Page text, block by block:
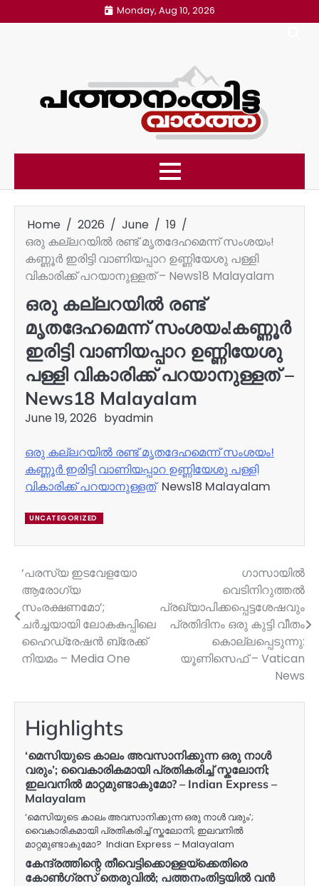
to
Monday, Aug 10, 2026
Home 2026 June
19
ഒരു കല്ലറയിൽ രണ്ട് മൃതദേഹമെന്ന് സംശയം!
കണ്ണൂർ ഇരിട്ടി വാണിയപ്പാറ ഉണ്ണിയേശു പള്ളി
വികാരിക്ക് പറയാനുള്ളത് – News18 Malayalam
ഒരു കല്ലറയിൽ രണ്ട്
മൃതദേഹമെന്ന് സംശയം!കണ്ണൂർ
ഇരിട്ടി വാണിയപ്പാറ ഉണ്ണിയേശു
പള്ളി വികാരിക്ക് പറയാനുള്ളത് –
News18 Malayalam
June 19, 2026 byadmin
ഒരു കല്ലറയിൽ രണ്ട് മൃതദേഹമെന്ന് സംശയം!
കണ്ണൂർ ഇരിട്ടി വാണിയപ്പാറ ഉണ്ണിയേശു പള്ളി
വികാരിക്ക് പറയാനുള്ളത്News18 Malayalam
UNCATEGORIZED
Post
navigation
‘പരസ്യ ഇടവേളയോ
ആരോഗ്യ
സംരക്ഷണമോ’;
ചർച്ചയായി ലോകകപ്പിലെ
ഹൈഡ്രേഷൻ ബ്രേക്ക്
നിയമം – Media One
ഗാസായിൽ
വെടിനിറുത്തൽ
പ്രഖ്യാപിക്കപ്പെട്ടശേഷവും
പ്രതിദിനം ഒരു കുട്ടി വീതം
കൊല്ലപ്പെടുന്നു:
യൂണിസെഫ് – Vatican
News
Highlights
‘മെസിയുടെ കാലം അവസാനിക്കുന്ന ഒരു നാൾ
വരും’; വൈകാരികമായി പ്രതികരിച്ച് സ്കലോനി;
ഇലവനിൽ മാറ്റമുണ്ടാകുമോ? – Indian Express –
Malayalam
‘മെസിയുടെ കാലം അവസാനിക്കുന്ന ഒരു നാൾ വരും’;
വൈകാരികമായി പ്രതികരിച്ച് സ്കലോനി; ഇലവനിൽ
മാറ്റമുണ്ടാകുമോ? Indian Express – Malayalam
കേന്ദ്രത്തിന്റെ തീവെട്ടിക്കൊള്ളയ്‌ക്കെതിരെ
കോൺഗ്രസ് തെരുവിൽ; പത്തനംതിട്ടയിൽ വൻ